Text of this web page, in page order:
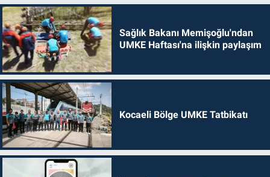
Sağlık Bakanı Memişoğlu'ndan
UMKE Haftası'na ilişkin paylaşım
Kocaeli Bölge UMKE Tatbikatı